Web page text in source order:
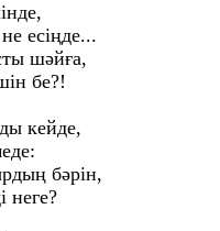
есіңде...
шәйға,
бе?!
кейде,
бәрін,
неге?